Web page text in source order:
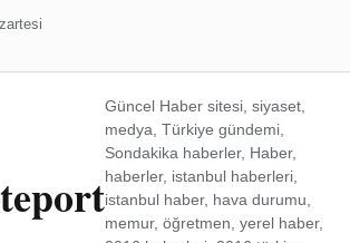
Güncel Haber sitesi, siyaset,
medya, Türkiye gündemi,
Sondakika haberler, Haber,
haberler, istanbul haberleri,
istanbul haber, hava durumu,
memur, öğretmen, yerel haber,